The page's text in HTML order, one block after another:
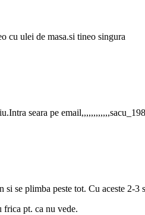
cu ulei de masa.si tineo singura
seara pe
se plimba peste tot. Cu aceste 2-3
frica pt. ca nu vede.